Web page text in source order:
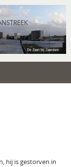
hij is gestorven in